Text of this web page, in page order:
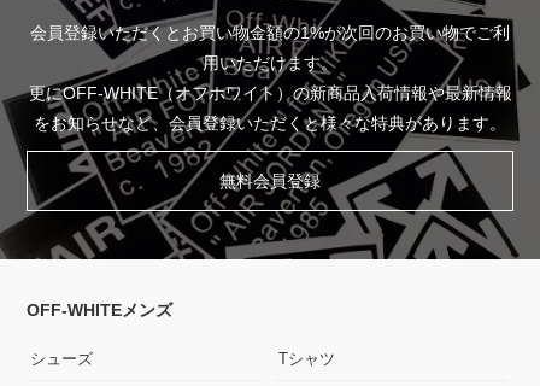
会員登録いただくとお買い物金額の1%が次回のお買い物でご利
用いただけます。
更にOFF-WHITE（オフホワイト）の新商品入荷情報や最新情報
をお知らせなど、会員登録いただくと様々な特典があります。
無料会員登録
OFF-WHITEメンズ
シューズ Tシャツ